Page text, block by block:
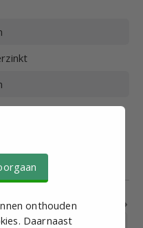
onthouden
Daarnaast